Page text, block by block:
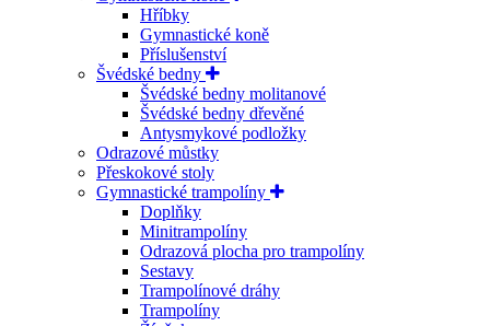
Hříbky
Gymnastické koně
Příslušenství
Švédské bedny
Švédské bedny molitanové
Švédské bedny dřevěné
Antysmykové podložky
Odrazové můstky
Přeskokové stoly
Gymnastické trampolíny
Doplňky
Minitrampolíny
Odrazová plocha pro trampolíny
Sestavy
Trampolínové dráhy
Trampolíny